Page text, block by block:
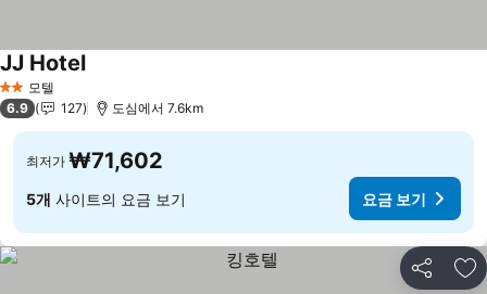
2 성급모텔
JJ Hotel요금 보기
6.9 127 도심에서 7.6km
최저가 ₩71,602
5개 사이트의 요금 보기 요금 보기
공유 즐